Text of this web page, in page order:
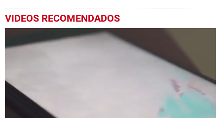
VIDEOS RECOMENDADOS